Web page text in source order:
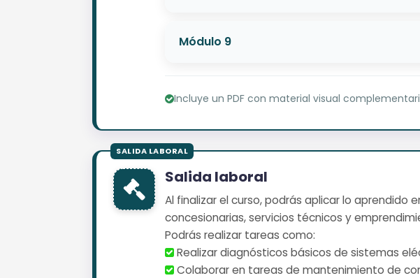
Módulo 9
Incluye un PDF con material visual
Salida laboral
Al finalizar el curso, podrás aplicar lo
concesionarias, servicios técnicos y
Podrás realizar tareas como:
Realizar diagnósticos básicos de sistemas
Colaborar en tareas de mantenimiento de